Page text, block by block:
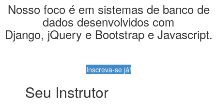
Nosso foco é em sistemas de banco de
dados desenvolvidos com
Django, jQuery e Bootstrap e Javascript.
Inscreva-se já!
Seu Instrutor